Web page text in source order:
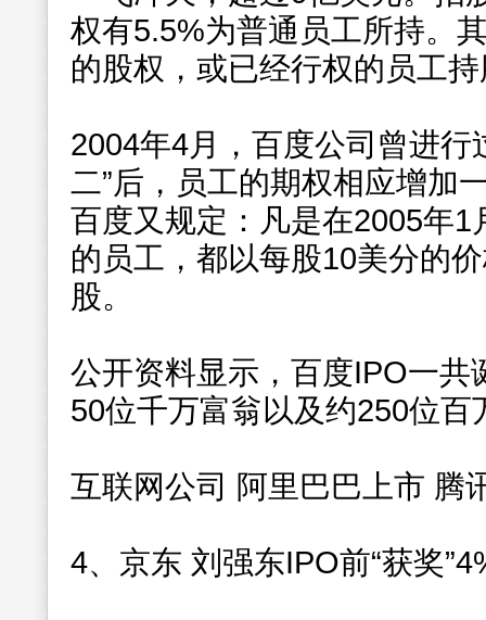
权有5.5%为普通员工所持。
的股权，或已经行权的员工
2004年4月，百度公司曾进行
二”后，员工的期权相应增加
百度又规定：凡是在2005年1
的员工，都以每股10美分的
股。
公开资料显示，百度IPO一共
50位千万富翁以及约250位百
互联网公司 阿里巴巴上市 腾
4、京东 刘强东IPO前“获奖